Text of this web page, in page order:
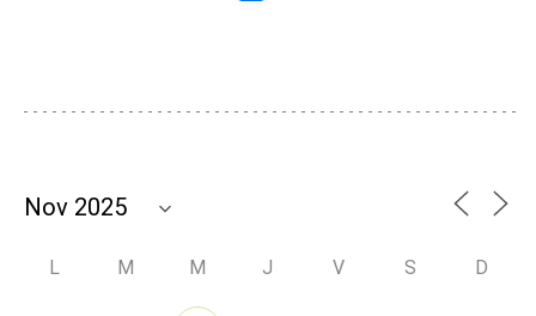
L M M J V S D